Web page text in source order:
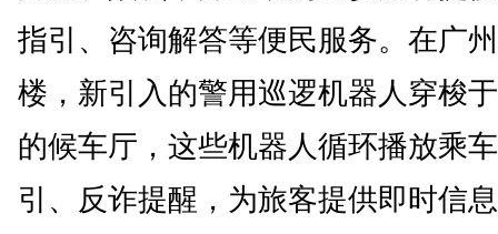
指引、咨询解答等便民服务。在广
楼，新引入的警用巡逻机器人穿梭
的候车厅，这些机器人循环播放乘
引、反诈提醒，为旅客提供即时信